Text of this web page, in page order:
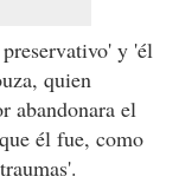
y 'él
quien
abandonara el
él fue, como